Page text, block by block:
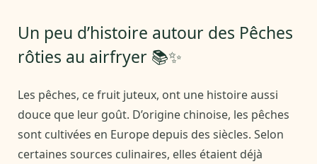
Un peu d’histoire autour des Pêches
rôties au airfryer 📚✨
Les pêches, ce fruit juteux, ont une histoire aussi
douce que leur goût. D’origine chinoise, les pêches
sont cultivées en Europe depuis des siècles. Selon
certaines sources culinaires, elles étaient déjà